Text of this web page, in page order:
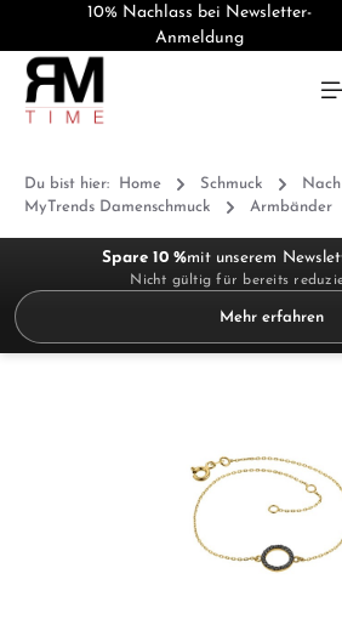
10% Nachlass bei Newsletter-
Anmeldung
Du bist hier: Home Schmuck
MyTrends Damenschmuck
Armbänder
Spare 10 %mit unserem
Nicht gültig für bereits
Mehr erfahren